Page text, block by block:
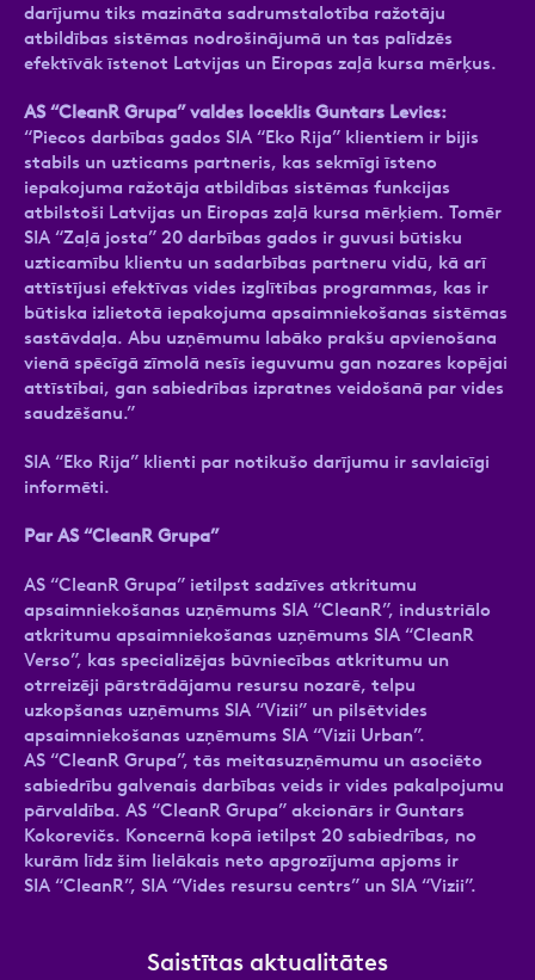
darījumu tiks mazināta sadrumstalotība ražotāju
atbildības sistēmas nodrošinājumā un tas palīdzēs
efektīvāk īstenot Latvijas un Eiropas zaļā kursa mērķus.
AS “CleanR Grupa” valdes loceklis Guntars Levics:
“Piecos darbības gados SIA “Eko Rija” klientiem ir bijis
stabils un uzticams partneris, kas sekmīgi īsteno
iepakojuma ražotāja atbildības sistēmas funkcijas
atbilstoši Latvijas un Eiropas zaļā kursa mērķiem. Tomēr
SIA “Zaļā josta” 20 darbības gados ir guvusi būtisku
uzticamību klientu un sadarbības partneru vidū, kā arī
attīstījusi efektīvas vides izglītības programmas, kas ir
būtiska izlietotā iepakojuma apsaimniekošanas sistēmas
sastāvdaļa. Abu uzņēmumu labāko prakšu apvienošana
vienā spēcīgā zīmolā nesīs ieguvumu gan nozares kopējai
attīstībai, gan sabiedrības izpratnes veidošanā par vides
saudzēšanu.”
SIA “Eko Rija” klienti par notikušo darījumu ir savlaicīgi
informēti.
Par AS “CleanR Grupa”
AS “CleanR Grupa” ietilpst sadzīves atkritumu
apsaimniekošanas uzņēmums SIA “CleanR”, industriālo
atkritumu apsaimniekošanas uzņēmums SIA “CleanR
Verso”, kas specializējas būvniecības atkritumu un
otrreizēji pārstrādājamu resursu nozarē, telpu
uzkopšanas uzņēmums SIA “Vizii” un pilsētvides
apsaimniekošanas uzņēmums SIA “Vizii Urban”.
AS “CleanR Grupa”, tās meitasuzņēmumu un asociēto
sabiedrību galvenais darbības veids ir vides pakalpojumu
pārvaldība. AS “CleanR Grupa” akcionārs ir Guntars
Kokorevičs. Koncernā kopā ietilpst 20 sabiedrības, no
kurām līdz šim lielākais neto apgrozījuma apjoms ir
SIA “CleanR”, SIA “Vides resursu centrs” un SIA “Vizii”.
Saistītas aktualitātes